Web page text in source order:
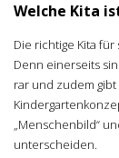
Welche Kita
Die richtige Kita
Denn einerseits
rar und zudem
„Menschenbild“
unterscheiden.